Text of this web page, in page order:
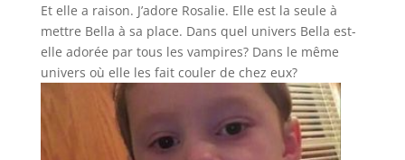
Et elle a raison. J’adore Rosalie. Elle est la seule à
mettre Bella à sa place. Dans quel univers Bella est-
elle adorée par tous les vampires? Dans le même
univers où elle les fait couler de chez eux?